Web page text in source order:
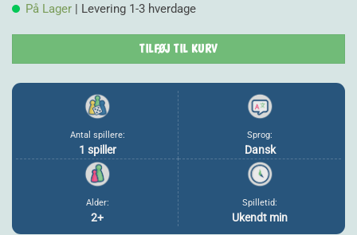
På Lager | Levering 1-3 hverdage
TILFØJ TIL KURV
Antal spillere:
1 spiller
Sprog:
Dansk
Alder:
2+
Spilletid:
Ukendt min